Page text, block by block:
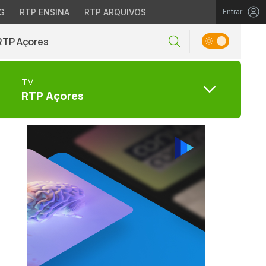
RTP ENSINA RTP ARQUIVOS Entrar
Açores
TV
RTP Açores